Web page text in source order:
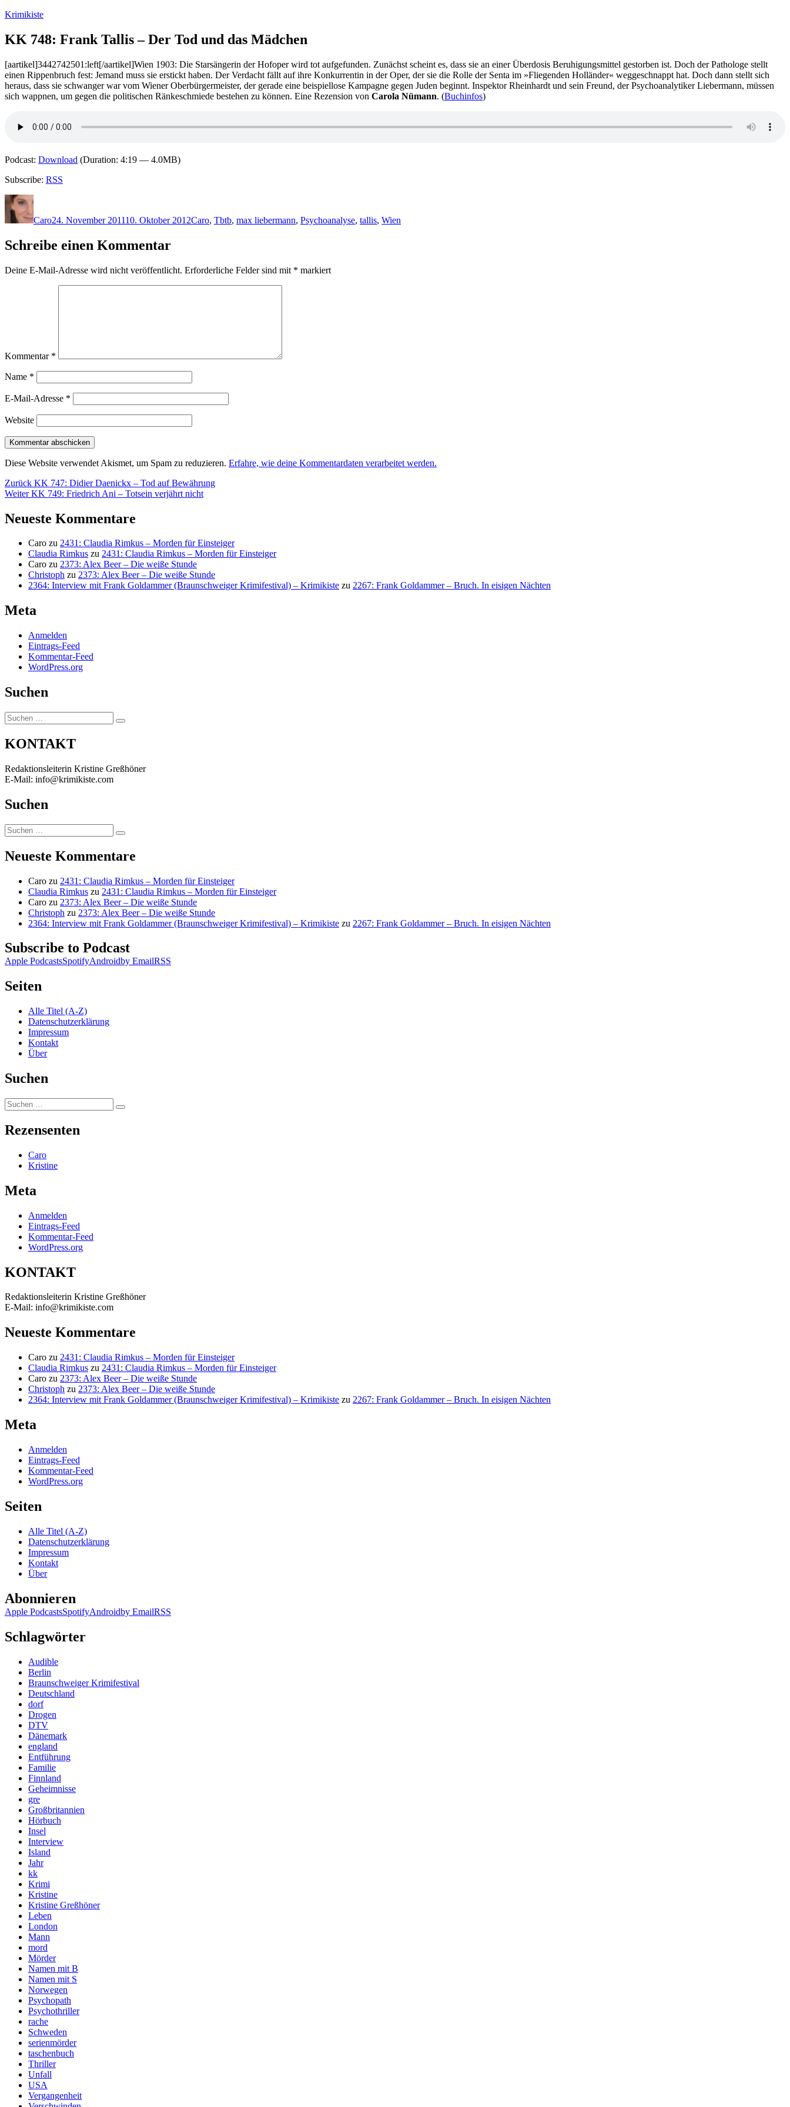
Zum
springen
Krimikiste
KK 748: Frank Tallis – Der Tod und das Mädchen
[aartikel]3442742501:left[/aartikel]Wien 1903: Die Starsängerin der Hofoper wird tot aufgefunden. Zunächst scheint es, dass sie an einer Überdosis Beruhigungsmittel gestorben ist. Doch der Pathologe stellt
einen Rippenbruch fest: Jemand muss sie erstickt haben. Der Verdacht fällt auf ihre Konkurrentin in der Oper, der sie die Rolle der Senta im »Fliegenden Holländer« weggeschnappt hat. Doch dann stellt sich
heraus, dass sie schwanger war vom Wiener Oberbürgermeister, der gerade eine beispiellose Kampagne gegen Juden beginnt. Inspektor Rheinhardt und sein Freund, der Psychoanalytiker Liebermann, müssen
sich wappnen, um gegen die politischen Ränkeschmiede bestehen zu können. Eine Rezension von Carola Nümann. (Buchinfos)
Podcast: Download (Duration: 4:19 — 4.0MB)
Subscribe: RSS
Autor
Caro24. November 201110. Oktober 2012Caro, Tbtb, max liebermann, Psychoanalyse, tallis, Wien
Schreibe einen Kommentar
Deine E-Mail-Adresse wird nicht veröffentlicht. Erforderliche Felder sind mit * markiert
Kommentar *
Name *
E-Mail-Adresse *
Website
Diese Website verwendet Akismet, um Spam zu reduzieren. Erfahre, wie deine Kommentardaten verarbeitet werden.
Beitragsnavigation
Zurück Vorheriger
Beitrag:
KK 747: Didier Daenickx – Tod auf Bewährung
Weiter Nächster
KK 749: Friedrich Ani – Totsein verjährt nicht
Neueste Kommentare
Caro zu 2431: Claudia Rimkus – Morden für Einsteiger
Claudia Rimkus zu 2431: Claudia Rimkus – Morden für Einsteiger
Caro zu 2373: Alex Beer – Die weiße Stunde
Christoph zu 2373: Alex Beer – Die weiße Stunde
2364: Interview mit Frank Goldammer (Braunschweiger Krimifestival) – Krimikiste zu 2267: Frank Goldammer – Bruch. In eisigen Nächten
Meta
Anmelden
Eintrags-Feed
Kommentar-Feed
WordPress.org
Suchen
Suchen
nach:
Suchen
KONTAKT
Redaktionsleiterin Kristine Greßhöner
E-Mail: info@krimikiste.com
Suchen
Suchen
nach:
Suchen
Neueste Kommentare
Caro zu 2431: Claudia Rimkus – Morden für Einsteiger
Claudia Rimkus zu 2431: Claudia Rimkus – Morden für Einsteiger
Caro zu 2373: Alex Beer – Die weiße Stunde
Christoph zu 2373: Alex Beer – Die weiße Stunde
2364: Interview mit Frank Goldammer (Braunschweiger Krimifestival) – Krimikiste zu 2267: Frank Goldammer – Bruch. In eisigen Nächten
Subscribe to Podcast
Apple PodcastsSpotifyAndroidby EmailRSS
Seiten
Alle Titel (A-Z)
Datenschutzerklärung
Impressum
Kontakt
Über
Suchen
Suchen
nach:
Suchen
Rezensenten
Caro
Kristine
Meta
Anmelden
Eintrags-Feed
Kommentar-Feed
WordPress.org
KONTAKT
Redaktionsleiterin Kristine Greßhöner
E-Mail: info@krimikiste.com
Neueste Kommentare
Caro zu 2431: Claudia Rimkus – Morden für Einsteiger
Claudia Rimkus zu 2431: Claudia Rimkus – Morden für Einsteiger
Caro zu 2373: Alex Beer – Die weiße Stunde
Christoph zu 2373: Alex Beer – Die weiße Stunde
2364: Interview mit Frank Goldammer (Braunschweiger Krimifestival) – Krimikiste zu 2267: Frank Goldammer – Bruch. In eisigen Nächten
Meta
Anmelden
Eintrags-Feed
Kommentar-Feed
WordPress.org
Seiten
Alle Titel (A-Z)
Datenschutzerklärung
Impressum
Kontakt
Über
Abonnieren
Apple PodcastsSpotifyAndroidby EmailRSS
Schlagwörter
Audible
Berlin
Braunschweiger Krimifestival
Deutschland
dorf
Drogen
DTV
Dänemark
england
Entführung
Familie
Finnland
Geheimnisse
gre
Großbritannien
Hörbuch
Insel
Interview
Island
Jahr
kk
Krimi
Kristine
Kristine Greßhöner
Leben
London
Mann
mord
Mörder
Namen mit B
Namen mit S
Norwegen
Psychopath
Psychothriller
rache
Schweden
serienmörder
taschenbuch
Thriller
Unfall
USA
Vergangenheit